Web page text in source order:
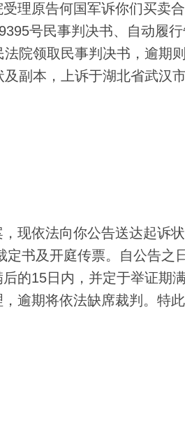
原告何国军诉你们买卖合
号民事判决书、自动履
院领取民事判决书，逾期则
副本，上诉于湖北省武汉
依法向你公告送达起诉状
书及开庭传票。自公告之
的15日内，并定于举证期
逾期将依法缺席裁判。特此